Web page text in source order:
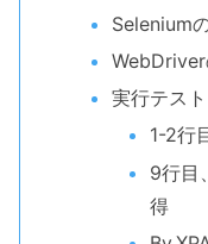
Selenium
実行テスト
1-2行
9行目
得